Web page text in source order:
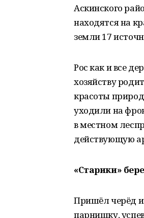
Аскинского
находятся на
земли 17
Рос как и все
хозяйству
красоты
уходили на
в местном
действующую
«Старики»
Пришёл черёд и
парнишку,